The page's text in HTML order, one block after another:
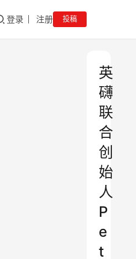
登录 注册 投稿
英
礴
联
合
创
始
人
P
e
t